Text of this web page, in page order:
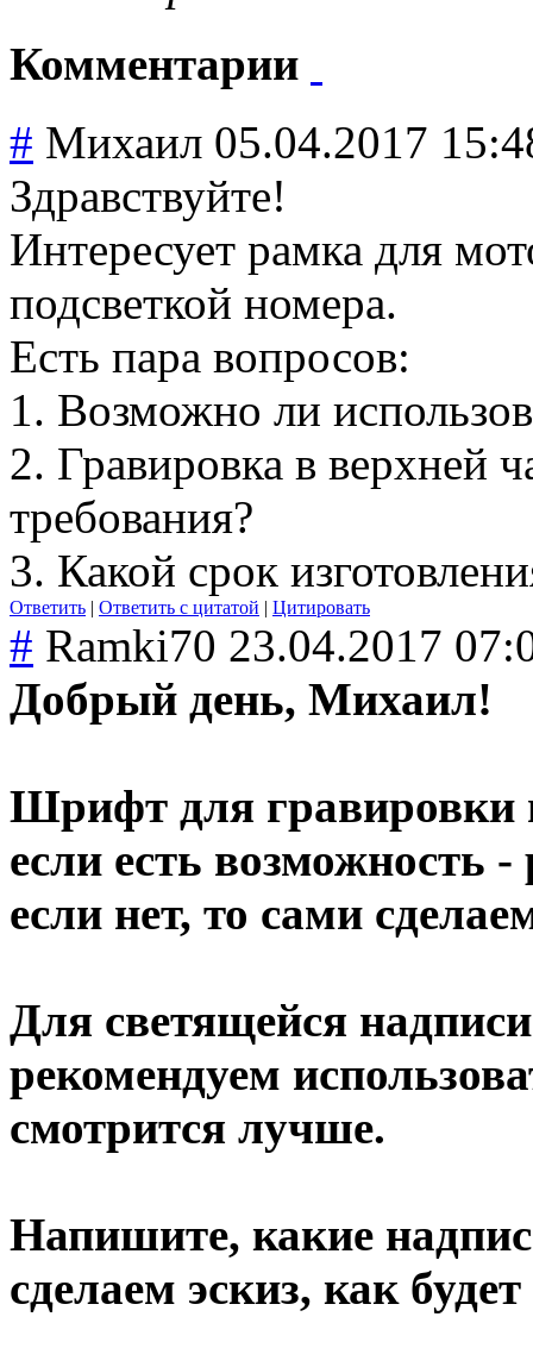
Комментарии
# Михаил 05.04.2017
Здравствуйте!
Интересует рамка для
подсветкой номера.
Есть пара вопросов:
1. Возможно ли
2. Гравировка в верхней
требования?
3. Какой срок
Ответить | Ответить с цитатой | Цитировать
# Ramki70 23.04.2017
Добрый день, Михаил!
Шрифт для гравировки
если есть возможность
если нет, то сами
Для светящейся
рекомендуем
смотрится лучше.
Напишите, какие
сделаем эскиз, как